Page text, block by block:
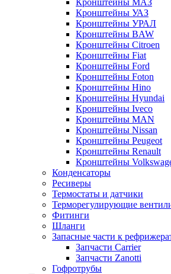
Кронштейны МАЗ
Кронштейны УАЗ
Кронштейны УРАЛ
Кронштейны BAW
Кронштейны Citroen
Кронштейны Fiat
Кронштейны Ford
Кронштейны Foton
Кронштейны Hino
Кронштейны Hyundai
Кронштейны Iveco
Кронштейны MAN
Кронштейны Nissan
Кронштейны Peugeot
Кронштейны Renault
Кронштейны
Конденсаторы
Ресиверы
Термостаты и датчики
Терморегулирующие
Фитинги
Шланги
Запасные части к
Запчасти Carrier
Запчасти Zanotti
Гофротрубы